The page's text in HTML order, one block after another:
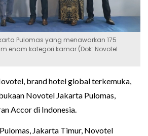
Pulomas yang menawarkan 175
enam kategori kamar (Dok: Novotel
brand hotel global terkemuka,
Novotel Jakarta Pulomas,
Accor di Indonesia.
Jakarta Timur, Novotel